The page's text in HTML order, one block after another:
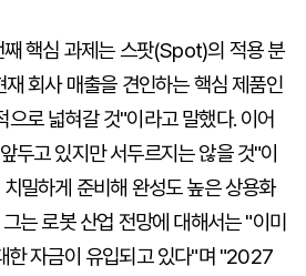
핵심 과제는 스팟(Spot)의 적용 분
회사 매출을 견인하는 핵심 제품인
으로 넓혀갈 것"이라고 말했다. 이어
두고 있지만 서두르지는 않을 것"이
밀하게 준비해 완성도 높은 상용화
는 로봇 산업 전망에 대해서는 "이미
한 자금이 유입되고 있다"며 "2027